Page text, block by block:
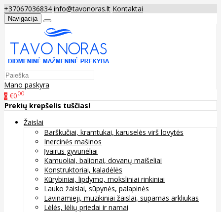
+37067036834 info@tavonoras.lt Kontaktai
Navigacija
Mano paskyra
0 €000
Prekių krepšelis tuščias!
Žaislai
Barškučiai, kramtukai, karuselės virš lovytės
Inercinės mašinos
Įvairūs gyvūnėliai
Kamuoliai, balionai, dovanų maišeliai
Konstruktoriai, kaladėlės
Kūrybiniai, lipdymo, moksliniai rinkiniai
Lauko žaislai, sūpynės, palapinės
Lavinamieji, muzikiniai žaislai, supamas arkliukas
Lėlės, lėlių priedai ir namai